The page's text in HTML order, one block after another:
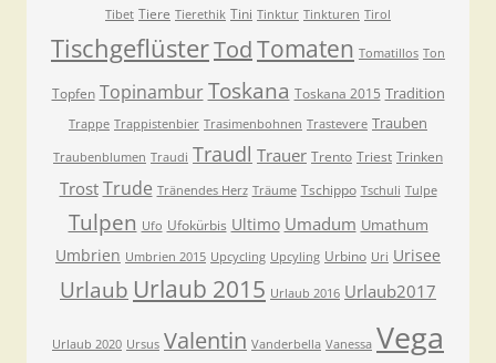
Tibet Tiere Tierethik Tini Tinktur Tinkturen Tirol
TischgeflüsterTodTomaten Tomatillos Ton
Topfen Topinambur Toskana Toskana 2015 Tradition
Trappe Trappistenbier Trasimenbohnen Trastevere Trauben
Traubenblumen Traudi Traudl Trauer Trento Triest Trinken
Trost Trude Tränendes Herz Träume Tschippo Tschuli Tulpe
Tulpen Ufo Ufokürbis Ultimo Umadum Umathum
Umbrien Umbrien 2015 Upcycling Upcyling Urbino Uri Urisee
Urlaub Urlaub 2015 Urlaub 2016 Urlaub2017
Urlaub 2020 Ursus Valentin Vanderbella Vanessa Vega